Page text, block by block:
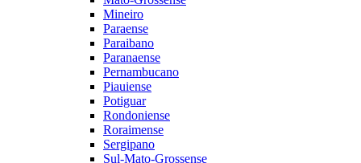
Mineiro
Paraense
Paraibano
Paranaense
Pernambucano
Piauiense
Potiguar
Rondoniense
Roraimense
Sergipano
Sul-Mato-Grossense